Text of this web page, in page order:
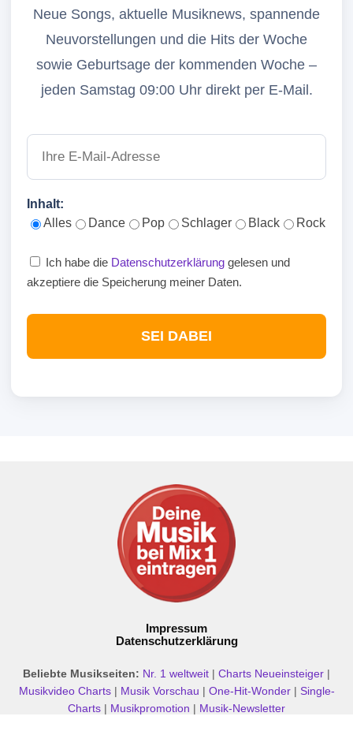
Neue Songs, aktuelle Musiknews, spannende
Neuvorstellungen und die Hits der Woche
sowie Geburtsage der kommenden Woche –
jeden Samstag 09:00 Uhr direkt per E-Mail.
Inhalt:
Alles
Dance Pop Schlager Black Rock
Ich habe die Datenschutzerklärung gelesen und
akzeptiere die Speicherung meiner Daten.
SEI DABEI
Impressum
Datenschutzerklärung
Beliebte Musikseiten: Nr. 1 weltweit | Charts Neueinsteiger |
Musikvideo Charts | Musik Vorschau | One-Hit-Wonder | Single-
Charts | Musikpromotion | Musik-Newsletter